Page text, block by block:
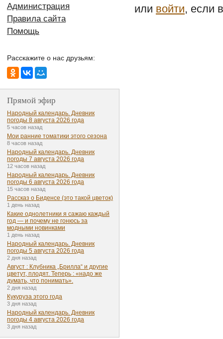
или войти, если
Администрация
Правила сайта
Помощь
Расскажите о нас друзьям:
Прямой эфир
Народный календарь. Дневник
погоды 8 августа 2026 года
5 часов назад
Мои ранние томатики этого сезона
8 часов назад
Народный календарь. Дневник
погоды 7 августа 2026 года
12 часов назад
Народный календарь. Дневник
погоды 6 августа 2026 года
15 часов назад
Рассказ о Биденсе (это такой цветок)
1 день назад
Какие однолетники я сажаю каждый
год — и почему не гонюсь за
модными новинками
1 день назад
Народный календарь. Дневник
погоды 5 августа 2026 года
2 дня назад
Август : Клубника „Брилла“ и другие
цветут, плодят. Теперь : «надо же
думать, что понимать».
2 дня назад
Кукуруза этого года
3 дня назад
Народный календарь. Дневник
погоды 4 августа 2026 года
3 дня назад